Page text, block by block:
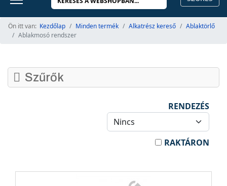
Ön itt van: Kezdőlap Minden termék Alkatrész kereső
Ablaktörlő
Ablakmosó rendszer
Szűrők
RENDEZÉS
RAKTÁRON